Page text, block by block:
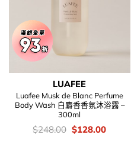
LUAFEE
Luafee Musk de Blanc Perfume
Body Wash 白麝香香氛沐浴露 –
300ml
價
錢：
$248.00 Original
price
$128.00Current